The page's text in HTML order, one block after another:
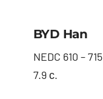
BYD Han
NEDC 610 –
7.9 с.